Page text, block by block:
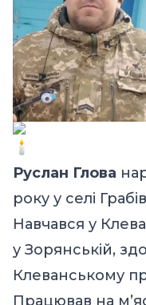
Руслан Глова
року у селі
Навчався у
у Зорянській,
Клеванському
Працював на